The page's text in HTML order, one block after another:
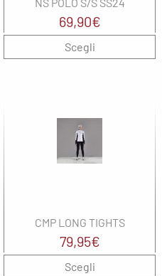
69,90€
Scegli
CMP LONG TIGHTS
79,95€
Scegli